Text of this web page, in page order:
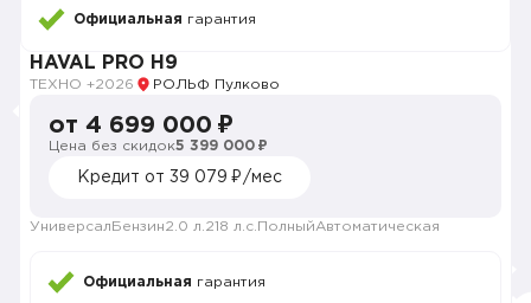
Официальная гарантия
HAVAL PRO H9
ТЕХНО +2026 РОЛЬФ Пулково
от 4 699 000 ₽
Цена без скидок5 399 000 ₽
Кредит от 39 079 ₽/мес
Универсал Бензин2.0 л. 218 л.с. ПолныйАвтоматическая
Официальная гарантия